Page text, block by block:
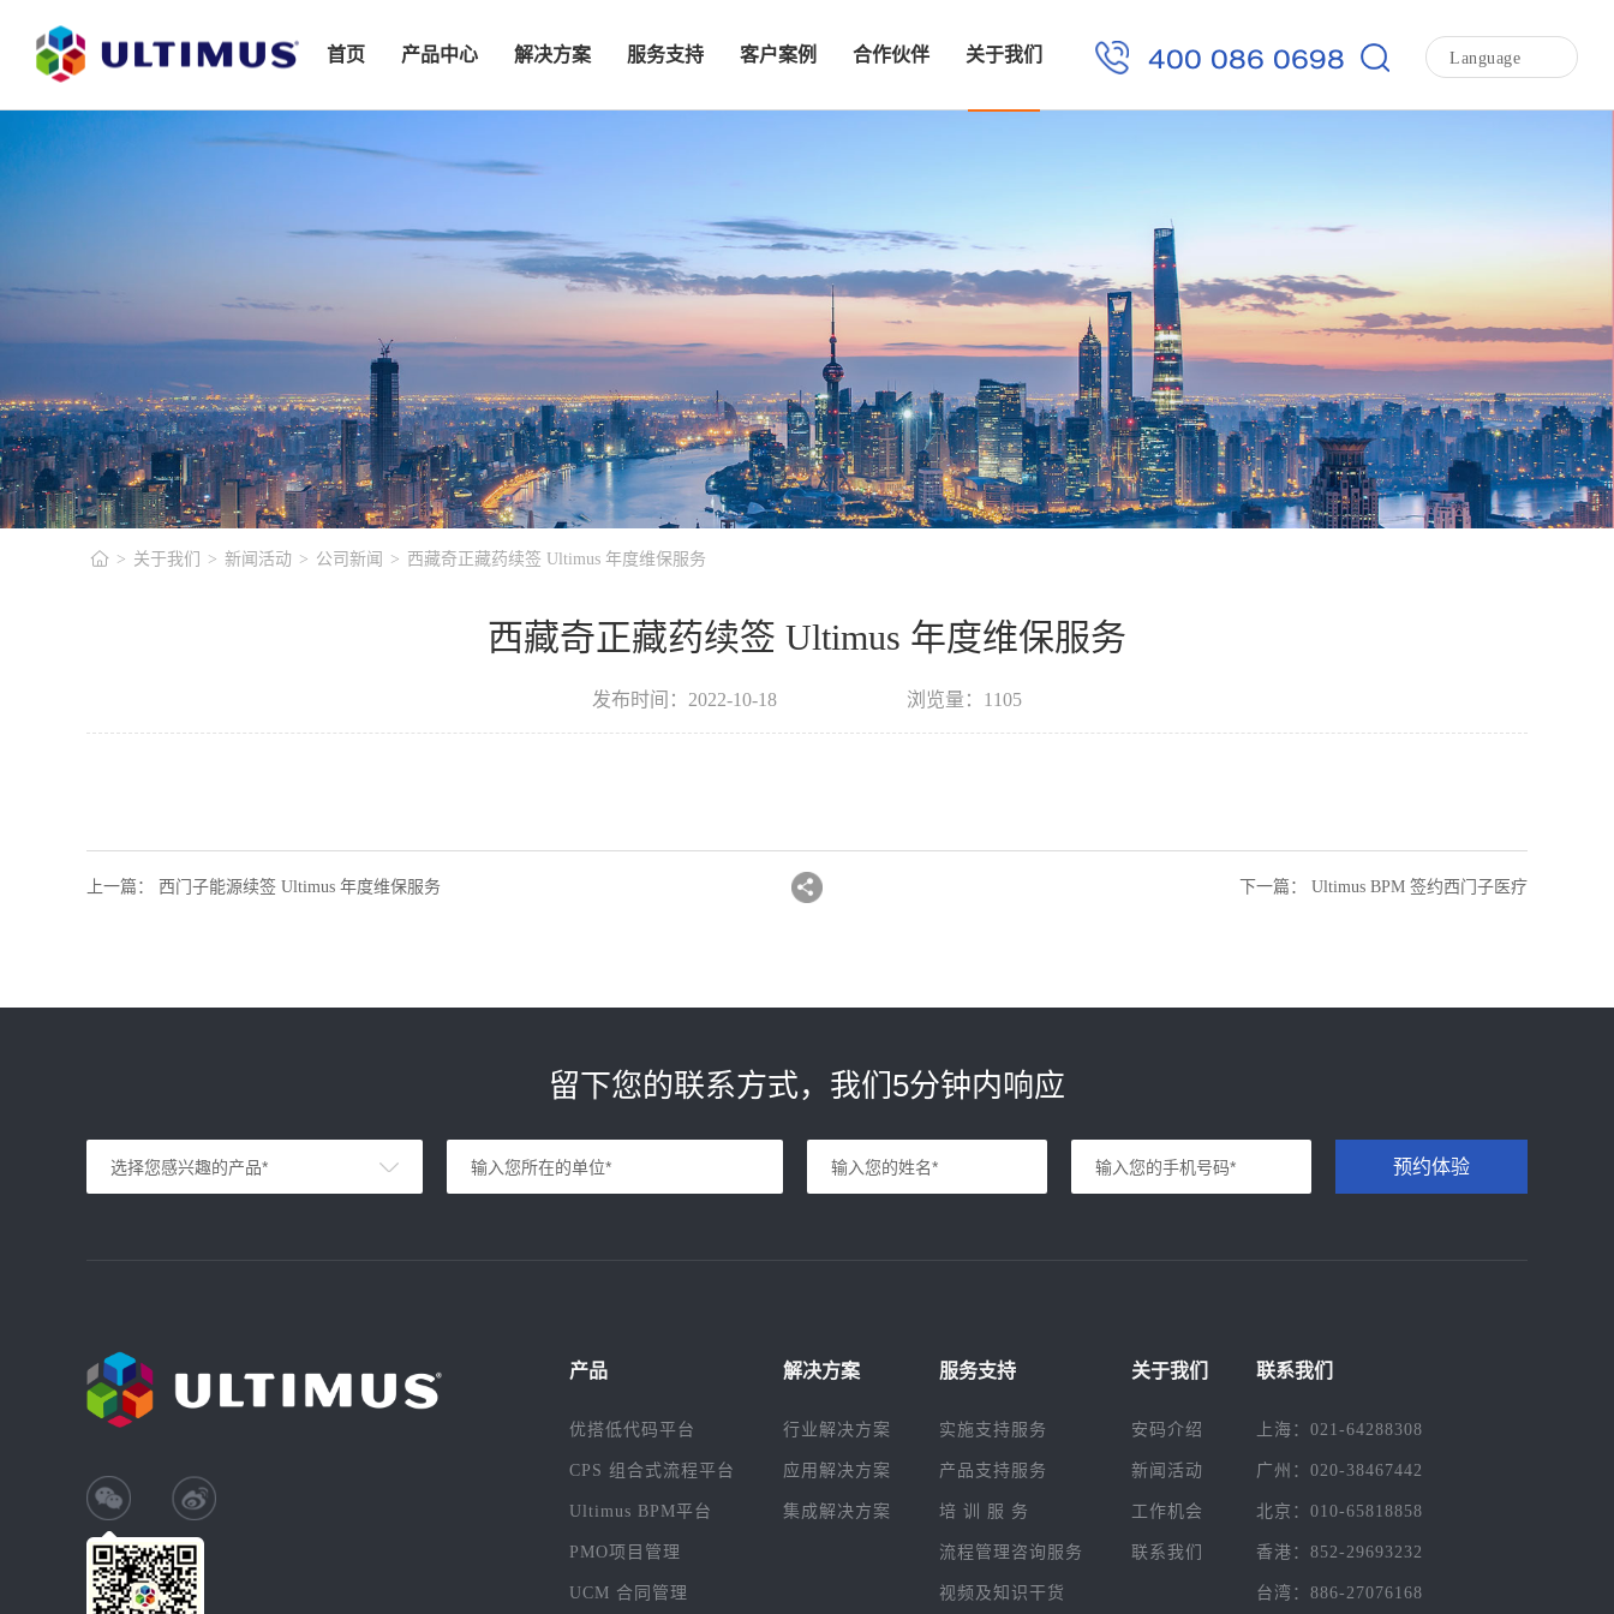
400 086 0698 Language
首页 产品中心 解决方案 服务支持 客户案例 合作伙伴 关于我们
> 关于我们 > 新闻活动 > 公司新闻 > 西藏奇正藏药续签 Ultimus 年度维保服务
西藏奇正藏药续签 Ultimus 年度维保服务
发布时间：2022-10-18 浏览量：1105
上一篇 ： 西门子能源续签 Ultimus 年度维保服务 下一篇 ： Ultimus BPM 签约西门子医疗
留下您的联系方式，我们5分钟内响应
预约体验
产品
优搭低代码平台
CPS 组合式流程平台
Ultimus BPM平台
PMO项目管理
UCM 合同管理
解决方案
行业解决方案
应用解决方案
集成解决方案
服务支持
实施支持服务
产品支持服务
培 训 服 务
流程管理咨询服务
视频及知识干货
关于我们
安码介绍
新闻活动
工作机会
联系我们
联系我们
上海：021-64288308
广州：020-38467442
北京：010-65818858
香港：852-29693232
台湾：886-27076168